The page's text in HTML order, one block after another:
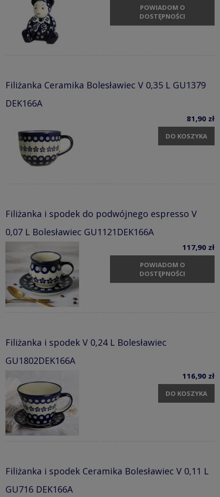
POWIADOM O
DOSTĘPNOŚCI
Filiżanka Ceramika Bolesławiec V 0,35 L GU1379
DEK166A
81,90 zł
DO KOSZYKA
Filiżanka i spodek do podwójnego espresso V
0,07 L Bolesławiec GU1121DEK166A
117,90 zł
POWIADOM O
DOSTĘPNOŚCI
Filiżanka i spodek V 0,24 L Bolesławiec
GU1802DEK166A
116,90 zł
DO KOSZYKA
Filiżanka i spodek Ceramika Bolesławiec V 0,11 L
GU716 DEK166A